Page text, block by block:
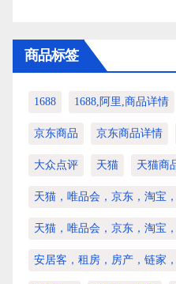
商品标签
1688 1688,阿里,商品详情
京东商品 京东商品详情
大众点评 天猫 天猫商
天猫，唯品会，京东，淘宝
天猫，唯品会，京东，淘宝
安居客，租房，房产，链家